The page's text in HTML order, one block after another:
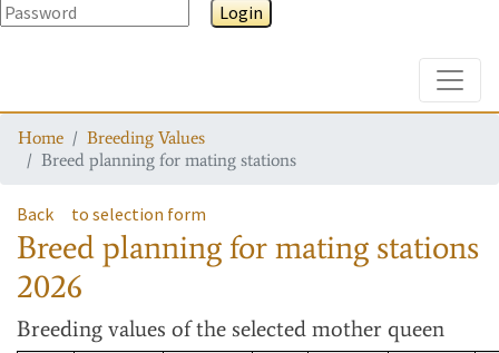
Login
Home
Breeding Values
Breed planning for mating stations
Back to selection form
Breed planning for mating stations
2026
Breeding values of the selected mother queen